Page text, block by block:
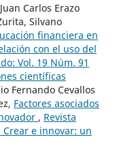
Carlos Erazo
Silvano
financiera en
con el uso del
Vol. 19 Núm. 91
científicas
Fernando Cevallos
Factores asociados
, Revista
Crear e innovar: un